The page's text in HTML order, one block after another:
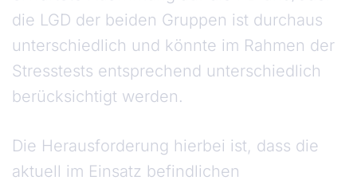
die LGD der beiden Gruppen ist durchaus
unterschiedlich und könnte im Rahmen der
Stresstests entsprechend unterschiedlich
berücksichtigt werden.
Die Herausforderung hierbei ist, dass die
aktuell im Einsatz befindlichen